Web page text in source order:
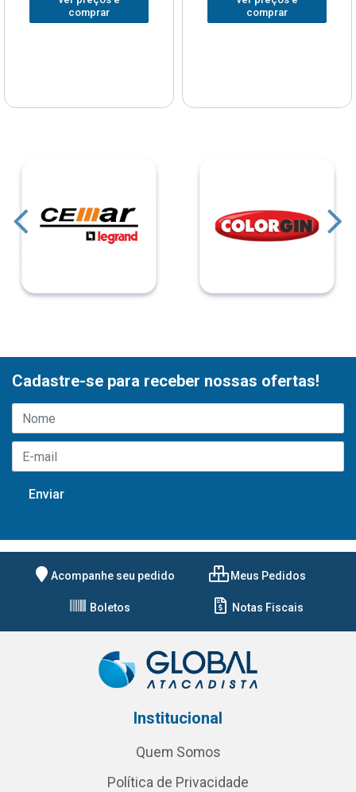
comprar
comprar
Cadastre-se para receber nossas ofertas!
Acompanhe seu pedido Meus Pedidos
Boletos Notas Fiscais
Institucional
Quem Somos
Política de Privacidade